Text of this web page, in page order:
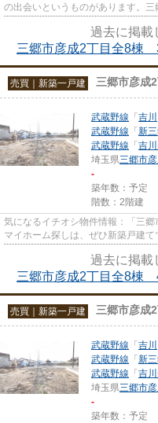
の出会いというものがあります。
過去に掲載
三郷市彦成2丁目全8棟
売買｜新築一戸建 三郷市彦成
武蔵野線 「 吉川
武蔵野線 「 新
武蔵野線 「 吉
埼玉県三郷市
-
築年数：予定
階数：2階建
気になるイチオシ物件情報：「三
マイホーム探しは、ぜひ新築戸建
過去に掲載
三郷市彦成2丁目全8棟
売買｜新築一戸建 三郷市彦成
武蔵野線 「 吉川
武蔵野線 「 新
武蔵野線 「 吉
埼玉県三郷市
-
築年数：予定